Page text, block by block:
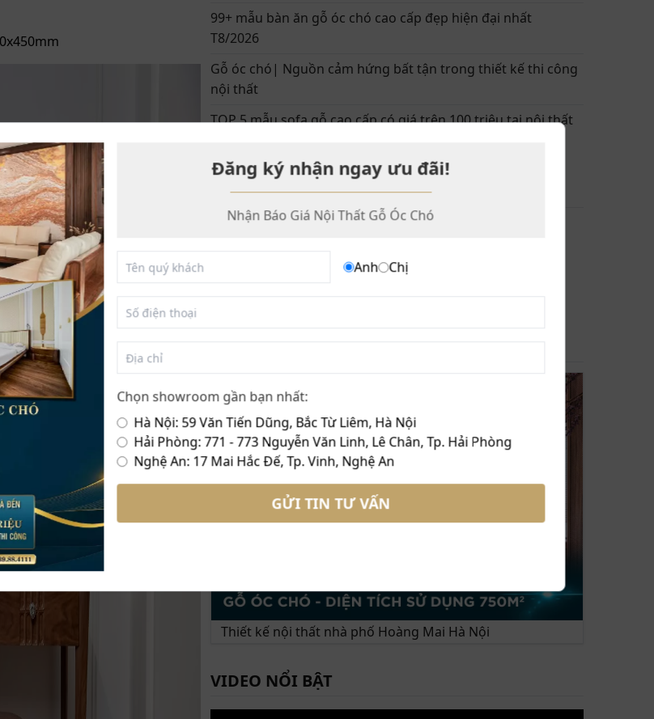
99+ mẫu bàn ăn gỗ óc chó cao cấp đẹp hiện đại nhất
T8/2026
Gỗ óc chó| Nguồn cảm hứng bất tận trong thiết kế thi công
nội thất
TOP 5 mẫu sofa gỗ cao cấp có giá trên 100 triệu tại nội thất
SẢN PHẨM ĐÃ XEM
Thiết kế nội thất nhà phố Hoàng Mai Hà Nội
VIDEO NỔI BẬT
Đăng ký nhận ngay ưu đãi!
Nhận Báo Giá Nội Thất Gỗ Óc Chó
Anh Chị
Chọn showroom gần bạn nhất:
Hà Nội: 59 Văn Tiến Dũng, Bắc Từ Liêm, Hà Nội
Hải Phòng: 771 - 773 Nguyễn Văn Linh, Lê Chân, Tp. Hải Phòng
Nghệ An: 17 Mai Hắc Đế, Tp. Vinh, Nghệ An
GỬI TIN TƯ VẤN